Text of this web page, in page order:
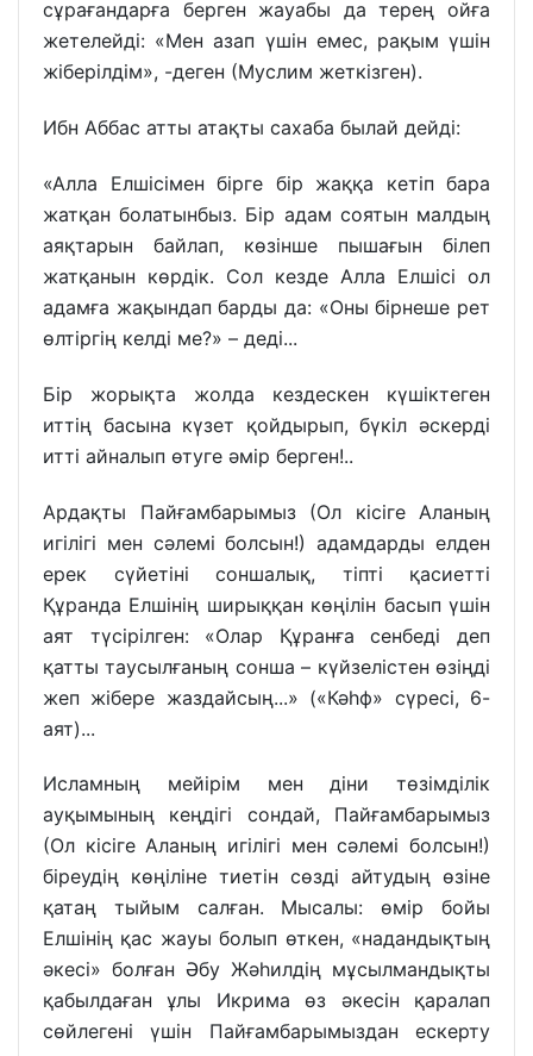
сұрағандарға берген жауабы да терең ойға
жетелейді: «Мен азап үшін емес, рақым үшін
жіберілдім», -деген (Муслим жеткізген).
Ибн Аббас атты атақты сахаба былай дейді:
«Алла Елшісімен бірге бір жаққа кетіп бара
жатқан болатынбыз. Бір адам соятын малдың
аяқтарын байлап, көзінше пышағын білеп
жатқанын көрдік. Сол кезде Алла Елшісі ол
адамға жақындап барды да: «Оны бірнеше рет
өлтіргің келді ме?» – деді...
Бір жорықта жолда кездескен күшіктеген
иттің басына күзет қойдырып, бүкіл әскерді
итті айналып өтуге әмір берген!..
Ардақты Пайғамбарымыз (Ол кісіге Аланың
игілігі мен сәлемі болсын!) адамдарды елден
ерек сүйетіні соншалық, тіпті қасиетті
Құранда Елшінің ширыққан көңілін басып үшін
аят түсірілген: «Олар Құранға сенбеді деп
қатты таусылғаның сонша – күйзелістен өзіңді
жеп жібере жаздайсың...» («Кәһф» сүресі, 6-
аят)...
Исламның мейірім мен діни төзімділік
ауқымының кеңдігі сондай, Пайғамбарымыз
(Ол кісіге Аланың игілігі мен сәлемі болсын!)
біреудің көңіліне тиетін сөзді айтудың өзіне
қатаң тыйым салған. Мысалы: өмір бойы
Елшінің қас жауы болып өткен, «надандықтың
әкесі» болған Әбу Жәһилдің мұсылмандықты
қабылдаған ұлы Икрима өз әкесін қаралап
сөйлегені үшін Пайғамбарымыздан ескерту